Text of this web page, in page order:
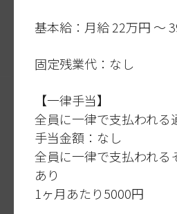
基本給：月給 22万円 〜
固定残業代：なし
【一律手当】
全員に一律で支払われる
手当金額：なし
全員に一律で支払われる
あり
1ヶ月あたり5000円